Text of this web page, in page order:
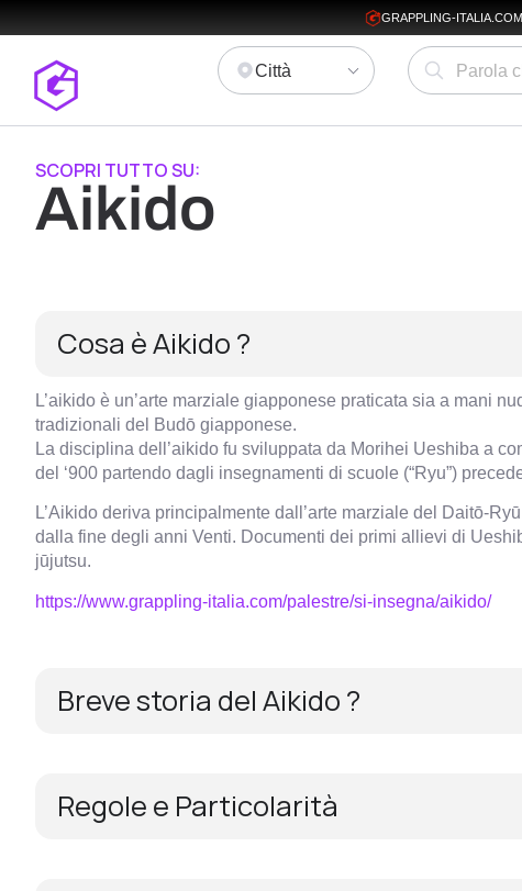
GRAPPLING-ITALIA.COM
Città
SCOPRI TUTTO SU:
Aikido
Cosa è Aikido ?
L’aikido è un’arte marziale giapponese praticata sia a mani
tradizionali del Budō giapponese.
La disciplina dell’aikido fu sviluppata da Morihei Ueshiba a
del ‘900 partendo dagli insegnamenti di scuole (“Ryu”)
L’Aikido deriva principalmente dall’arte marziale del Daitō-
dalla fine degli anni Venti. Documenti dei primi allievi di
jūjutsu.
https://www.grappling-italia.com/palestre/si-insegna/aikido/
Breve storia del Aikido ?
Regole e Particolarità